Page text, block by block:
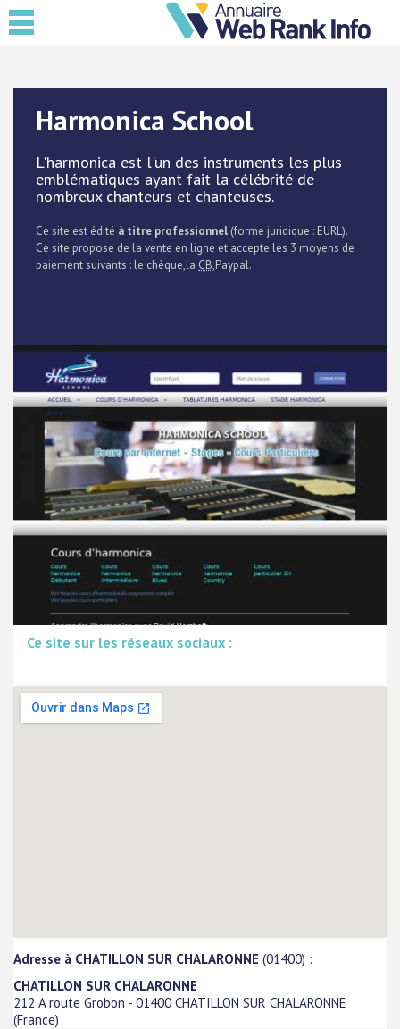
Harmonica School
L'harmonica est l'un des instruments les plus
emblématiques ayant fait la célébrité de
nombreux chanteurs et chanteuses.
Ce site est édité à titre professionnel (forme juridique : EURL).
Ce site propose de la vente en ligne et accepte les 3 moyens de
paiement suivants : le chèque,la CB,Paypal.
Ce site sur les réseaux sociaux :
Adresse à CHATILLON SUR CHALARONNE (01400) :
CHATILLON SUR CHALARONNE
212 A route Grobon - 01400 CHATILLON SUR CHALARONNE
(France)